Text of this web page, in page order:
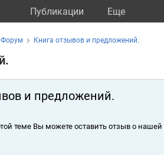
Публикации Eще
Форум Книга отзывов и предложений.
и предложений.
теме Вы можете оставить отзыв о